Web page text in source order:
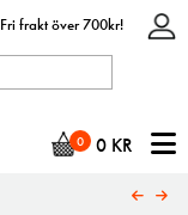
Fri frakt över 700kr!
0 0 KR